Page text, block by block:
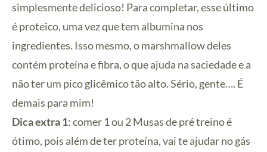
simplesmente delicioso! Para completar, esse último
é proteico, uma vez que tem albumina nos
ingredientes. Isso mesmo, o marshmallow deles
contém proteína e fibra, o que ajuda na saciedade e a
não ter um pico glicêmico tão alto. Sério, gente…. É
demais para mim!
Dica extra 1: comer 1 ou 2 Musas de pré treino é
ótimo, pois além de ter proteína, vai te ajudar no gás